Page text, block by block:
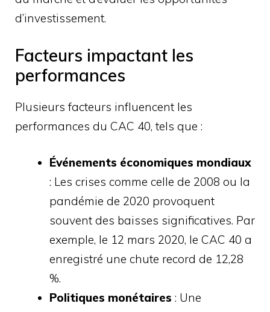
d’investissement.
Facteurs impactant les
performances
Plusieurs facteurs influencent les
performances du CAC 40, tels que :
Événements économiques mondiaux
: Les crises comme celle de 2008 ou la
pandémie de 2020 provoquent
souvent des baisses significatives. Par
exemple, le 12 mars 2020, le CAC 40 a
enregistré une chute record de 12,28
%.
Politiques monétaires : Une